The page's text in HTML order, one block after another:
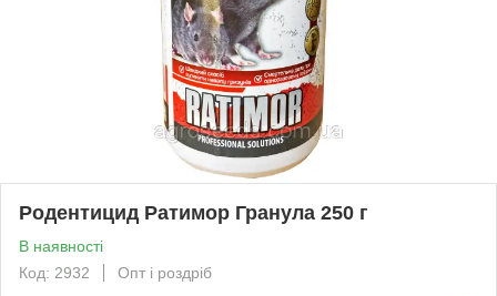
Родентицид Ратимор Гранула 250 г
В наявності
Код: 2932
Опт і роздріб